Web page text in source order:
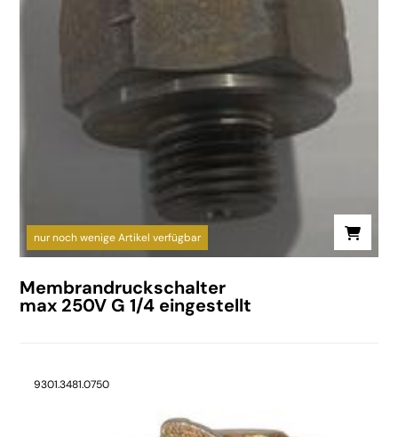
nur noch wenige Artikel verfügbar
Membrandruckschalter
max 250V G 1/4 eingestellt
9301.3481.0750